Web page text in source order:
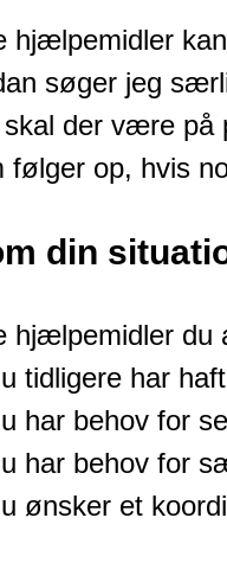
hjælpemidler
søger jeg
skal der være på
følger op, hvis
din
hjælpemidler du
tidligere har
har behov for
har behov for
ønsker et